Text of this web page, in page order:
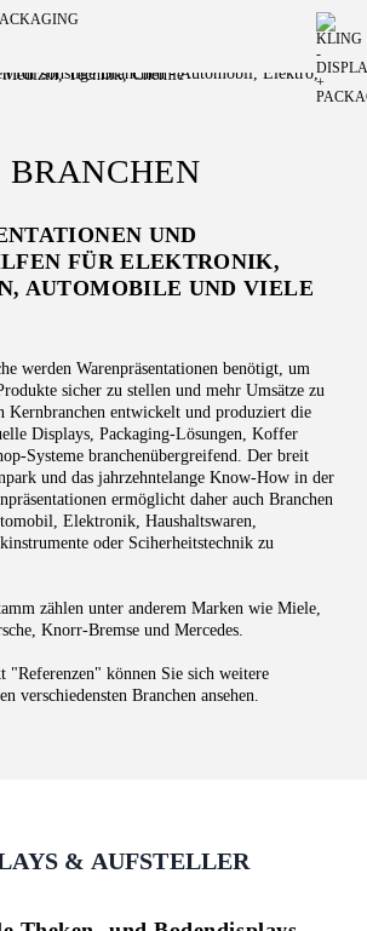
BRANCHEN
UND
FÜR ELEKTRONIK,
AUTOMOBILE UND VIELE
werden Warenpräsentationen benötigt, um
sicher zu stellen und mehr Umsätze zu
Kernbranchen entwickelt und produziert die
Displays, Packaging-Lösungen, Koffer
Systeme branchenübergreifend. Der breit
und das jahrzehntelange Know-How in der
ermöglicht daher auch Branchen
Elektronik, Haushaltswaren,
oder Sciherheitstechnik zu
zählen unter anderem Marken wie Miele,
Knorr-Bremse und Mercedes.
"Referenzen" können Sie sich weitere
verschiedensten Branchen ansehen.
& AUFSTELLER